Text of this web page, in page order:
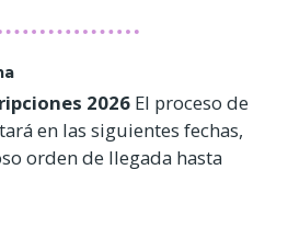
2026 El proceso de
en las siguientes fechas,
orden de llegada hasta